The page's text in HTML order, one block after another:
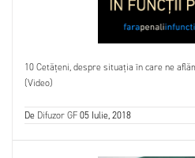
10 Cetățeni, despre situația în care ne
(Video)
De Difuzor GF05 Iulie, 2018